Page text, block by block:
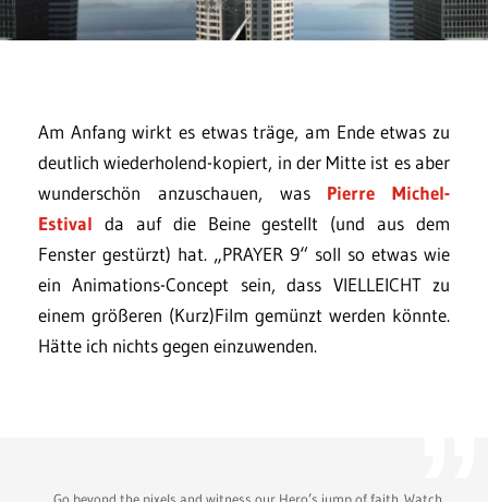
Am Anfang wirkt es etwas träge, am Ende etwas zu
deutlich wiederholend-kopiert, in der Mitte ist es aber
wunderschön anzuschauen, was Pierre Michel-
Estival da auf die Beine gestellt (und aus dem
Fenster gestürzt) hat. „PRAYER 9“ soll so etwas wie
ein Animations-Concept sein, dass VIELLEICHT zu
einem größeren (Kurz)Film gemünzt werden könnte.
Hätte ich nichts gegen einzuwenden.